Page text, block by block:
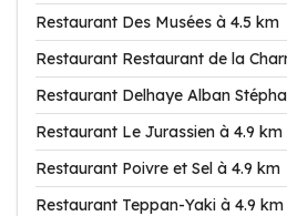
Restaurant Des Musées à 4.5 km
Restaurant Restaurant de la
Restaurant Delhaye Alban
Restaurant Le Jurassien à 4.9 km
Restaurant Poivre et Sel à 4.9 km
Restaurant Teppan-Yaki à 4.9 km